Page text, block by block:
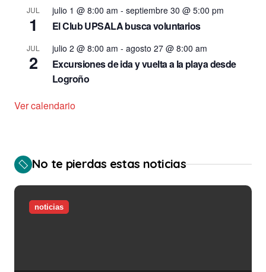
JUL
1
julio 1 @ 8:00 am - septiembre 30 @ 5:00 pm
El Club UPSALA busca voluntarios
JUL
2
julio 2 @ 8:00 am - agosto 27 @ 8:00 am
Excursiones de ida y vuelta a la playa desde
Logroño
Ver calendario
No te pierdas estas noticias
noticias